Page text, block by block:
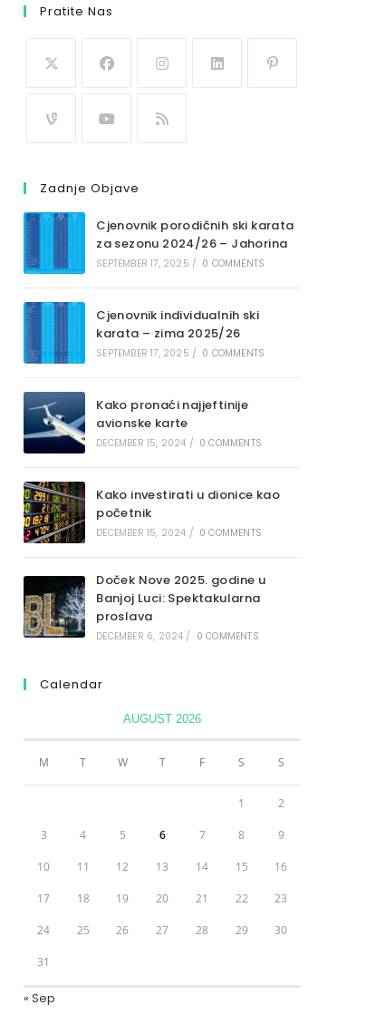
Pratite Nas
Zadnje Objave
Cjenovnik porodičnih ski karata
za sezonu 2024/26 – Jahorina
SEPTEMBER 17, 2025 / 0 COMMENTS
Cjenovnik individualnih ski
karata – zima 2025/26
SEPTEMBER 17, 2025 / 0 COMMENTS
Kako pronaći najjeftinije
avionske karte
DECEMBER 15, 2024 / 0 COMMENTS
Kako investirati u dionice kao
početnik
DECEMBER 15, 2024 / 0 COMMENTS
Doček Nove 2025. godine u
Banjoj Luci: Spektakularna
proslava
DECEMBER 6, 2024 / 0 COMMENTS
Calendar
AUGUST 2026
M T W T F S S
1 2
3 4 5 6 7 8 9
10 11 12 13 14 15 16
17 18 19 20 21 22 23
24 25 26 27 28 29 30
31
« Sep